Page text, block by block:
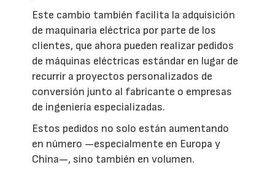
Este cambio también facilita la adquisición
de maquinaria eléctrica por parte de los
clientes, que ahora pueden realizar pedidos
de máquinas eléctricas estándar en lugar de
recurrir a proyectos personalizados de
conversión junto al fabricante o empresas
de ingeniería especializadas.
Estos pedidos no solo están aumentando
en número —especialmente en Europa y
China—, sino también en volumen.